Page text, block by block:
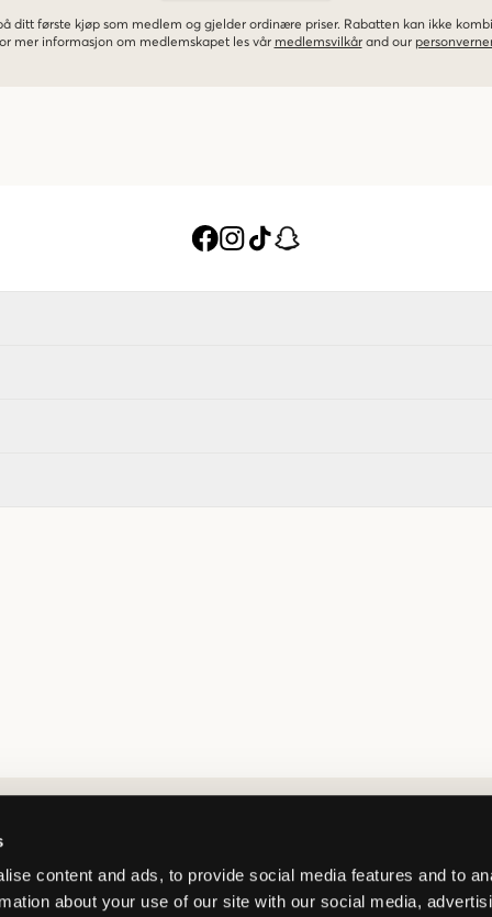
content and ads, to provide social media features and to
about your use of our site with our social media,
ditt første kjøp som medlem og gjelder ordinære priser. Rabatten kan ikke
mer informasjon om medlemskapet les vår medlemsvilkår and our